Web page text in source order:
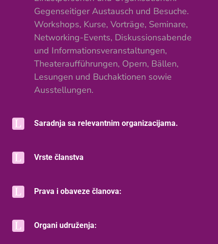
Gegenseitiger Austausch und Besuche.
Workshops, Kurse, Vorträge, Seminare,
Networking-Events, Diskussionsabende
und Informationsveranstaltungen,
Theateraufführungen, Opern, Bällen,
Lesungen und Buchaktionen sowie
Ausstellungen.
Saradnja sa relevantnim organizacijama.
Vrste članstva
Prava i obaveze članova:
Organi udruženja: